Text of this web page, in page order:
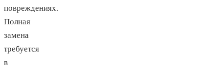
повреждениях.
Полная
замена
требуется
в